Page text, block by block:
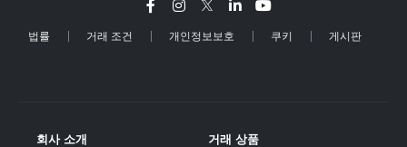
법률 거래 조건 개인정보보호 쿠키 게시판
회사 소개 거래 상품